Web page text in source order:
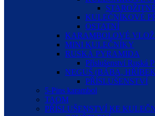
KULEČNÍKOVÉ
OSTATNÍ
KARAMBOLOVÉ
MINI KULEČNÍKY
RUSKÁ PYRAMIDA
Příslušenství Ruská
NEGUŠ (BÁBA,
PŘÍSLUŠENSTVÍ
5-Pins karambol
TAOM
PŘÍSLUŠENSTVÍ KE